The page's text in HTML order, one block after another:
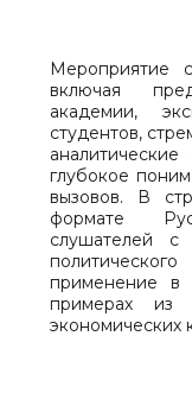
Мероприятие
включая
академии,
студентов,
глубокое
вызовов. В
формате
слушателей с
применение в
примерах из
экономических